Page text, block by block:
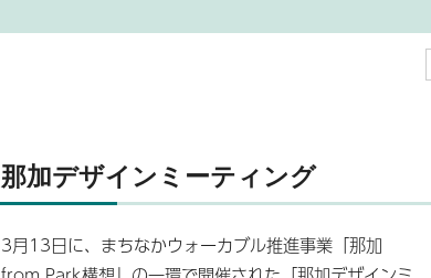
那加デザインミーティング
3月13日に、まちなかウォーカブル推進事業「那加